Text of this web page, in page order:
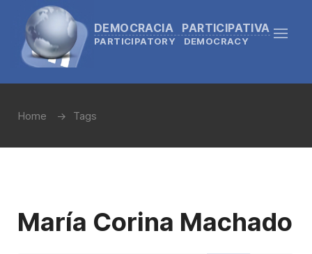
DEMOCRACIA PARTICIPATIVA
PARTICIPATORY DEMOCRACY
Home Tags
María Corina Machado